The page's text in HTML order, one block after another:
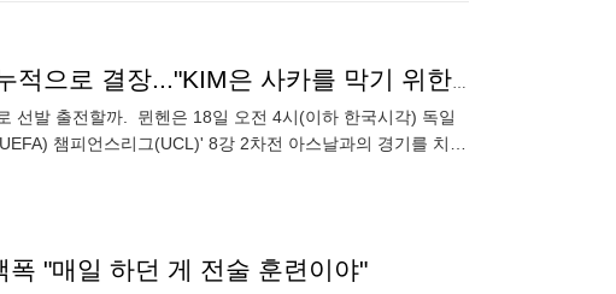
LB 선발 출전, 과연 이뤄질까? 데이비스, 경고 누적으로 결장..."KIM은 사카를 막기 위한 또 다른 옵션"
선발 출전할까. 뮌헨은 18일 오전 4시(이하 한국시각) 독일
챔피언스리그(UCL)' 8강 2차전 아스날과의 경기를 치른
"매일 하던 게 전술 훈련이야"